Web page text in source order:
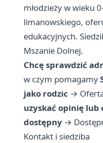
młodzieży w wieku
limanowskiego,
edukacyjnych.
Mszanie Dolnej.
Chcę sprawdzić
w czym pomagamy
jako rodzic →
uzyskać opinię lub
dostępny →
Kontakt i siedziba